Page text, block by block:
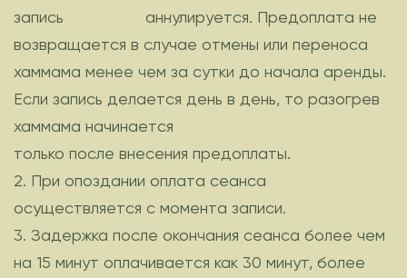
запись аннулируется. Предоплата не
возвращается в случае отмены или переноса
хаммама менее чем за сутки до начала аренды.
Если запись делается день в день, то разогрев
хаммама начинается
только после внесения предоплаты.
2. При опоздании оплата сеанса
осуществляется с момента записи.
3. Задержка после окончания сеанса более чем
на 15 минут оплачивается как 30 минут, более